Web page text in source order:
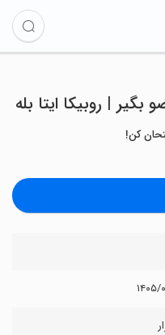
بگیر | روبیکا ایتا بله
کن!
۳۰